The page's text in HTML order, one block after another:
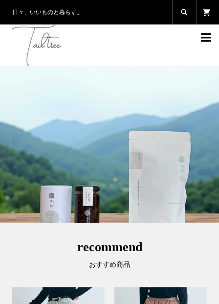
日々、いいものと暮らす。 

霧の朝
recommend
おすすめ商品